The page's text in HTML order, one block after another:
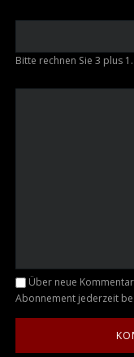
Bitte rechnen Sie 3 plus 1.
Kommentar
Über neue
Abonnement jederzeit